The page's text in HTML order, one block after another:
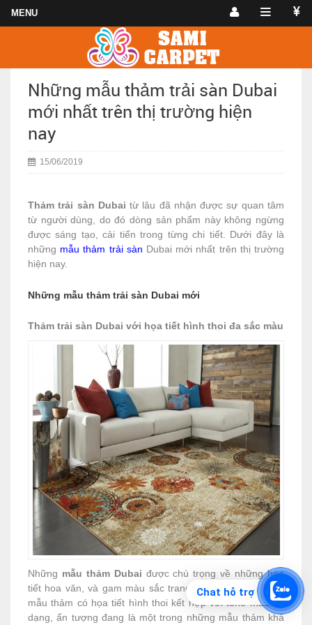
Những mẫu thảm trải sàn Dubai
mới nhất trên thị trường hiện
nay
15/06/2019
Thảm trải sàn Dubai từ lâu đã nhận được sự quan tâm
từ người dùng, do đó dòng sản phẩm này không ngừng
được sáng tạo, cải tiến trong từng chi tiết. Dưới đây là
những mẫu thảm trải sàn Dubai mới nhất trên thị trường
hiện nay.
Những mẫu thảm trải sàn Dubai mới
Thảm trải sàn Dubai với họa tiết hình thoi đa sắc màu
Những mẫu thảm Dubai được chú trọng về những họa
tiết hoa văn, và gam màu sắc trang trí. Trong số đó các
mẫu thảm có họa tiết hình thoi kết hợp với tone màu đa
dạng, ấn tượng đang là một trong những mẫu thảm khá
Chat hỗ trợ